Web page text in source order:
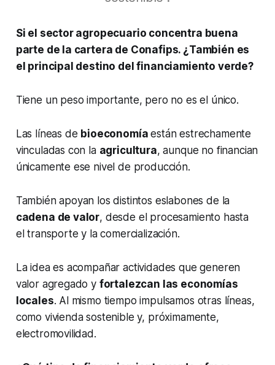
Si el sector agropecuario concentra buena
parte de la cartera de Conafips. ¿También es
el principal destino del financiamiento verde?
Tiene un peso importante, pero no es el único.
Las líneas de bioeconomíaestán estrechamente
vinculadas con la agricultura, aunque no financian
únicamente ese nivel de producción.
También apoyan los distintos eslabones de la
cadena de valor, desde el procesamiento hasta
el transporte y la comercialización.
La idea es acompañar actividades que generen
valor agregado y fortalezcan las economías
locales. Al mismo tiempo impulsamos otras líneas,
como vivienda sostenible y, próximamente,
electromovilidad.